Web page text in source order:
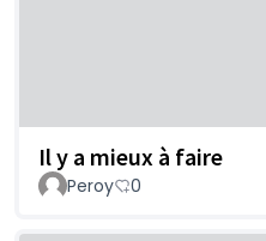
Il y a mieux à faire
Peroy 0